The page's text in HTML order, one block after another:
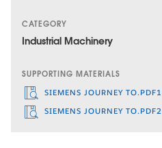
CATEGORY
Industrial Machinery
SUPPORTING MATERIALS
SIEMENS JOURNEY TO.PDF1
SIEMENS JOURNEY TO.PDF2